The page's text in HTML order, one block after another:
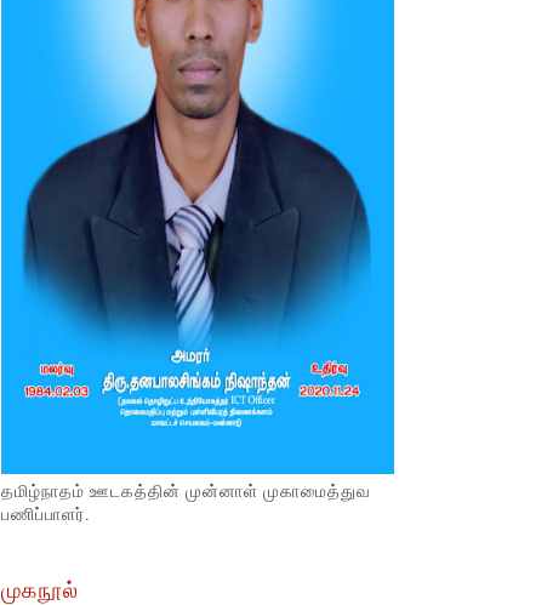
தமிழ்நாதம் ஊடகத்தின் முன்னாள் முகாமைத்துவ
பணிப்பாளர்.
முகநூல்